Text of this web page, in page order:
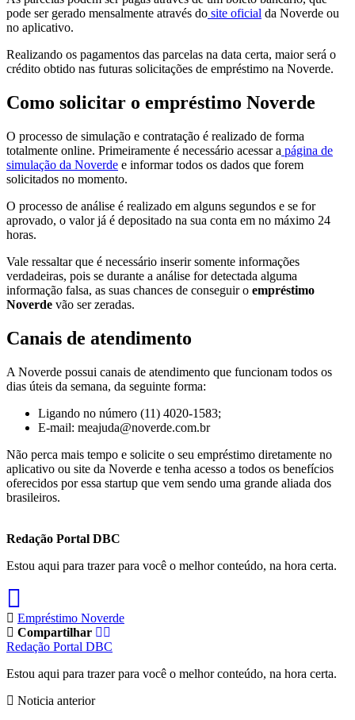
pode ser gerado mensalmente através do site oficial da Noverde ou
no aplicativo.
Realizando os pagamentos das parcelas na data certa, maior será o
crédito obtido nas futuras solicitações de empréstimo na Noverde.
Como solicitar o empréstimo Noverde
O processo de simulação e contratação é realizado de forma
totalmente online. Primeiramente é necessário acessar a página de
simulação da Noverde e informar todos os dados que forem
solicitados no momento.
O processo de análise é realizado em alguns segundos e se for
aprovado, o valor já é depositado na sua conta em no máximo 24
horas.
Vale ressaltar que é necessário inserir somente informações
verdadeiras, pois se durante a análise for detectada alguma
informação falsa, as suas chances de conseguir o empréstimo
Noverde vão ser zeradas.
Canais de atendimento
A Noverde possui canais de atendimento que funcionam todos os
dias úteis da semana, da seguinte forma:
Ligando no número (11) 4020-1583;
E-mail: meajuda@noverde.com.br
Não perca mais tempo e solicite o seu empréstimo diretamente no
aplicativo ou site da Noverde e tenha acesso a todos os benefícios
oferecidos por essa startup que vem sendo uma grande aliada dos
brasileiros.
Redação Portal DBC
Estou aqui para trazer para você o melhor conteúdo, na hora certa.
Empréstimo Noverde
Compartilhar
Redação Portal DBC
Estou aqui para trazer para você o melhor conteúdo, na hora certa.
Noticia anterior